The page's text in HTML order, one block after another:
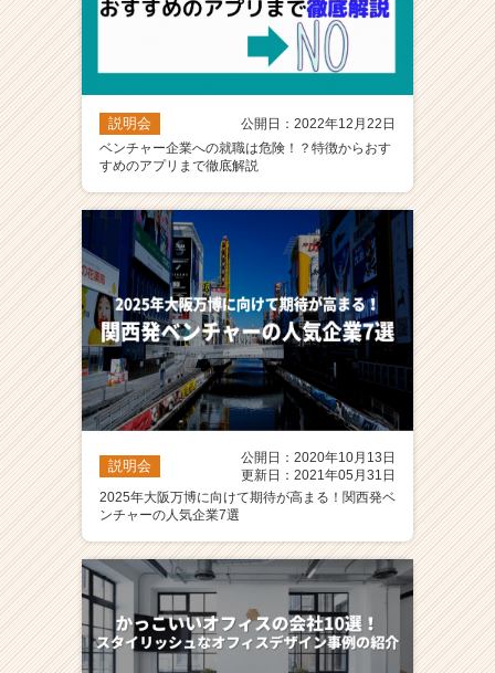
説明会
公開日：2022年12月22日
ベンチャー企業への就職は危険！？特徴からおす
すめのアプリまで徹底解説
説明会
公開日：2020年10月13日
更新日：2021年05月31日
2025年大阪万博に向けて期待が高まる！関西発ベ
ンチャーの人気企業7選